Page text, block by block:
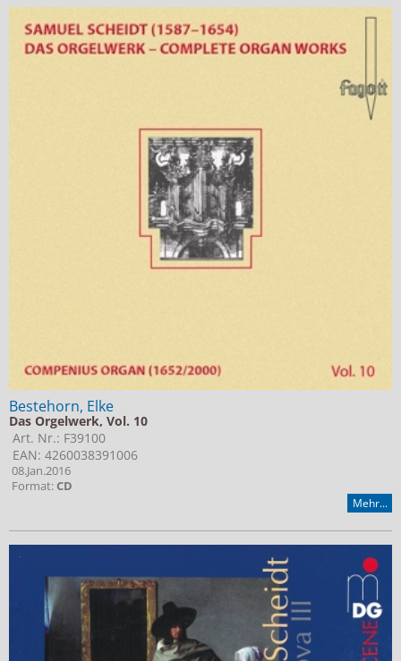
Bestehorn, Elke
Das Orgelwerk, Vol. 10
Art. Nr.: F39100
EAN: 4260038391006
08.Jan.2016
Format:CD
Mehr...